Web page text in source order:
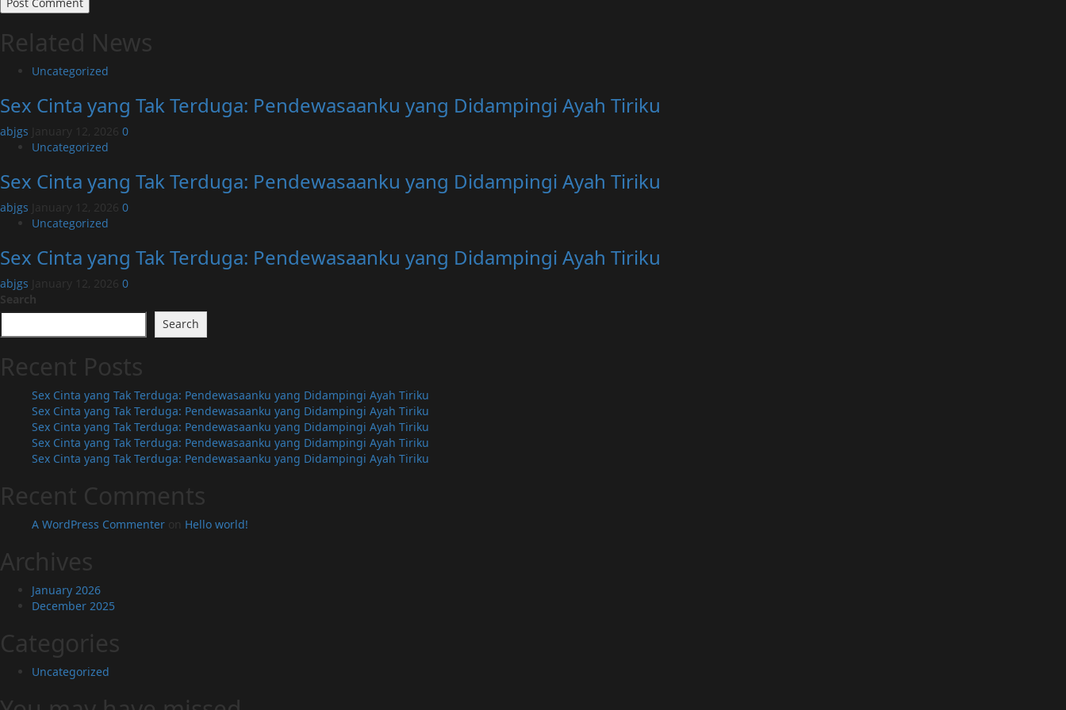
Related News
Uncategorized
Sex Cinta yang Tak Terduga: Pendewasaanku yang Didampingi Ayah Tiriku
abjgs January 12, 2026 0
Uncategorized
Sex Cinta yang Tak Terduga: Pendewasaanku yang Didampingi Ayah Tiriku
abjgs January 12, 2026 0
Uncategorized
Sex Cinta yang Tak Terduga: Pendewasaanku yang Didampingi Ayah Tiriku
abjgs January 12, 2026 0
Search
Search
Recent Posts
Sex Cinta yang Tak Terduga: Pendewasaanku yang Didampingi Ayah Tiriku
Sex Cinta yang Tak Terduga: Pendewasaanku yang Didampingi Ayah Tiriku
Sex Cinta yang Tak Terduga: Pendewasaanku yang Didampingi Ayah Tiriku
Sex Cinta yang Tak Terduga: Pendewasaanku yang Didampingi Ayah Tiriku
Sex Cinta yang Tak Terduga: Pendewasaanku yang Didampingi Ayah Tiriku
Recent Comments
A WordPress Commenter on Hello world!
Archives
January 2026
December 2025
Categories
Uncategorized